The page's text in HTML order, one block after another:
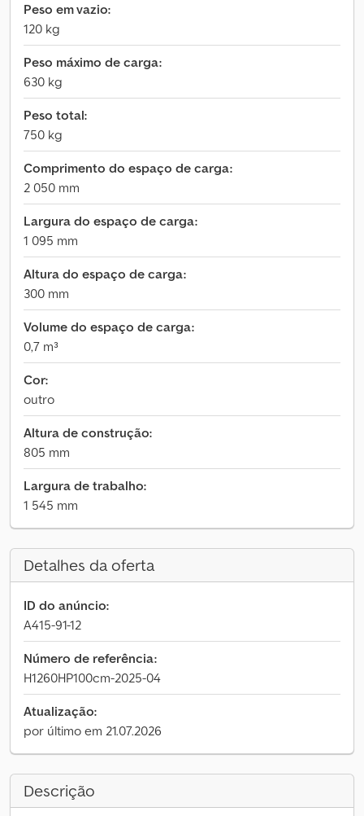
Peso em vazio:
120 kg
Peso máximo de carga:
630 kg
Peso total:
750 kg
Comprimento do espaço de carga:
2 050 mm
Largura do espaço de carga:
1 095 mm
Altura do espaço de carga:
300 mm
Volume do espaço de carga:
0,7 m³
Cor:
outro
Altura de construção:
805 mm
Largura de trabalho:
1 545 mm
Detalhes da oferta
ID do anúncio:
A415-91-12
Número de referência:
H1260HP100cm-2025-04
Atualização:
por último em 21.07.2026
Descrição